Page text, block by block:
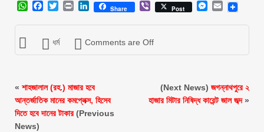
WhatsApp
Facebook
Twitter
Print LinkedIn
Share ViberPost Messenger
Email
ধর্ম Comments are Off
« শাহজালাল (রহ.) মাজার হবে
আন্তর্জাতিক মানের কমপ্লেক্স, হিসেব
দিতে হবে দানের টাকার(Previous
News)
(Next News) জগন্নাথপুরে ২
হাজার মিটার নিষিদ্ধ কারেন্ট জাল জব্দ»